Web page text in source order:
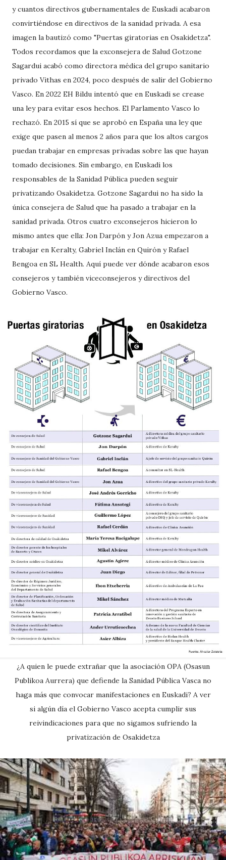
y cuantos directivos gubernamentales de Euskadi acabaron
convirtiéndose en directivos de la sanidad privada. A esa
imagen la bautizó como "Puertas giratorias en Osakidetza".
Todos recordamos que la exconsejera de Salud Gotzone
Sagardui acabó como directora médica del grupo sanitario
privado Vithas en 2024, poco después de salir del Gobierno
Vasco. En 2022 EH Bildu intentó que en Euskadi se crease
una ley para evitar esos hechos. El Parlamento Vasco lo
rechazó. En 2015 sí que se aprobó en España una ley que
exige que pasen al menos 2 años para que los altos cargos
puedan trabajar en empresas privadas sobre las que hayan
tomado decisiones. Sin embargo, en Euskadi los
responsables de la Sanidad Pública pueden seguir
privatizando Osakidetza. Gotzone Sagardui no ha sido la
única consejera de Salud que ha pasado a trabajar en la
sanidad privada. Otros cuatro exconsejeros hicieron lo
mismo antes que ella: Jon Darpón y Jon Azua empezaron a
trabajar en Keralty, Gabriel Inclán en Quirón y Rafael
Bengoa en SL Health. Aquí puede ver dónde acabaron esos
consejeros y también viceconsejeros y directivos del
Gobierno Vasco.
¿A quien le puede extrañar que la asociación OPA (Osasun
Publikoa Aurrera) que defiende la Sanidad Pública Vasca no
haga más que convocar manifestaciones en Euskadi? A ver
si algún día el Gobierno Vasco acepta cumplir sus
reivindicaciones para que no sigamos sufriendo la
privatización de Osakidetza